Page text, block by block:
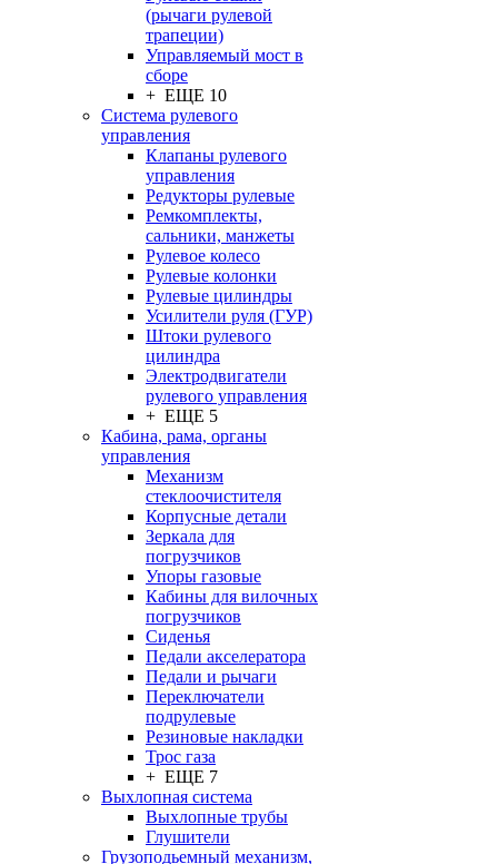
(рычаги рулевой
трапеции)
Управляемый мост в
сборе
+ ЕЩЕ 10
Система рулевого
управления
Клапаны рулевого
управления
Редукторы рулевые
Ремкомплекты,
сальники, манжеты
Рулевое колесо
Рулевые колонки
Рулевые цилиндры
Усилители руля (ГУР)
Штоки рулевого
цилиндра
Электродвигатели
рулевого управления
+ ЕЩЕ 5
Кабина, рама, органы
управления
Механизм
стеклоочистителя
Корпусные детали
Зеркала для
погрузчиков
Упоры газовые
Кабины для вилочных
погрузчиков
Сиденья
Педали акселератора
Педали и рычаги
Переключатели
подрулевые
Резиновые накладки
Трос газа
+ ЕЩЕ 7
Выхлопная система
Выхлопные трубы
Глушители
Грузоподьемный механизм,